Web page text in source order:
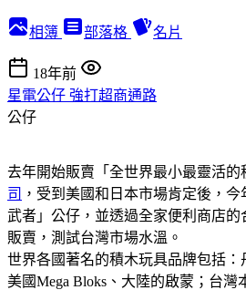
相簿 部落格 名片
18年前
星電公仔 強打超商通路
公仔
去年開始販賣「全世界最小最靈活的
司 ，受到美國和日本市場肯定後，
武者」公仔，並透過全家便利商店的
販賣，測試台灣市場水溫。
世界各國著名的積木玩具品牌包括：
美國Mega Bloks、大陸的啟蒙；台灣